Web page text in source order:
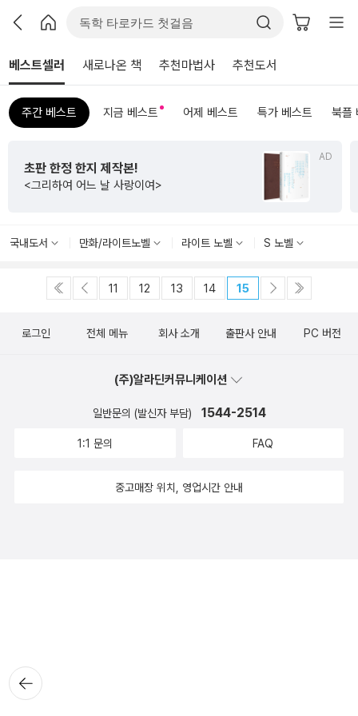
베스트셀러 새로나온 책 추천마법사 추천도서
주간 베스트 지금 베스트 어제 베스트 특가 베스트 북플
AD
초판 한정 한지 제작본!
<그리하여 어느 날 사랑이여>
국내도서 만화/라이트노벨 라이트 노벨 S 노벨
11 12 13 14 15
뒤로가
기
로그인 전체 메뉴 회사 소개 출판사 안내 PC 버전
(주)알라딘커뮤니케이션
일반문의 (발신자 부담) 1544-2514
1:1 문의 FAQ
중고매장 위치, 영업시간 안내